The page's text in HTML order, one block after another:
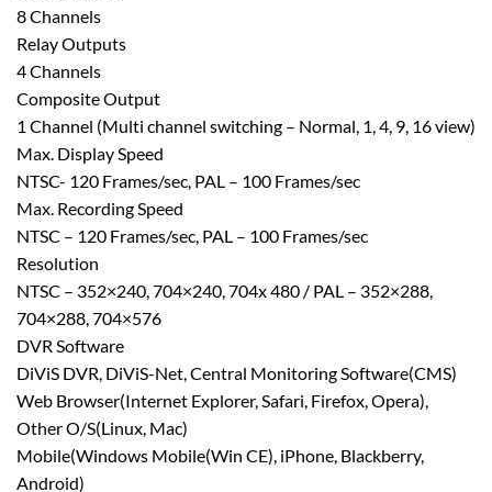
8 Channels
Relay Outputs
4 Channels
Composite Output
1 Channel (Multi channel switching – Normal, 1, 4, 9, 16 view)
Max. Display Speed
NTSC- 120 Frames/sec, PAL – 100 Frames/sec
Max. Recording Speed
NTSC – 120 Frames/sec, PAL – 100 Frames/sec
Resolution
NTSC – 352×240, 704×240, 704x 480 / PAL – 352×288,
704×288, 704×576
DVR Software
DiViS DVR, DiViS-Net, Central Monitoring Software(CMS)
Web Browser(Internet Explorer, Safari, Firefox, Opera),
Other O/S(Linux, Mac)
Mobile(Windows Mobile(Win CE), iPhone, Blackberry,
Android)